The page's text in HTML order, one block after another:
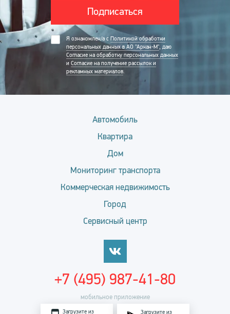
Подписаться
Я ознакомлен/а с Политикой обработки
персональных данных в АО "Аркан-М", даю
Согласие на обработку персональных данных
и Согласие на получение рассылок и
рекламных материалов.
Автомобиль
Квартира
Дом
Мониторинг транспорта
Коммерческая недвижимость
Город
Сервисный центр
мобильное приложение
Загрузите из Загрузите из
+7 (495) 987-41-80